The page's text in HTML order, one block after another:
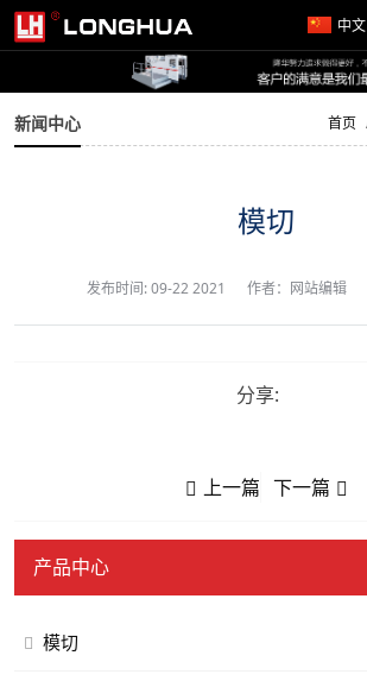
中文
新闻中心 首页
模切
发布时间:09-22 2021 作者：网站编辑
分享:
上一篇 下一篇
产品中心
模切